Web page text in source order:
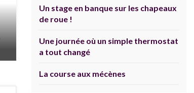
Un stage en banque sur les chapeaux
de roue !
Une journée où un simple thermostat
a tout changé
La course aux mécènes